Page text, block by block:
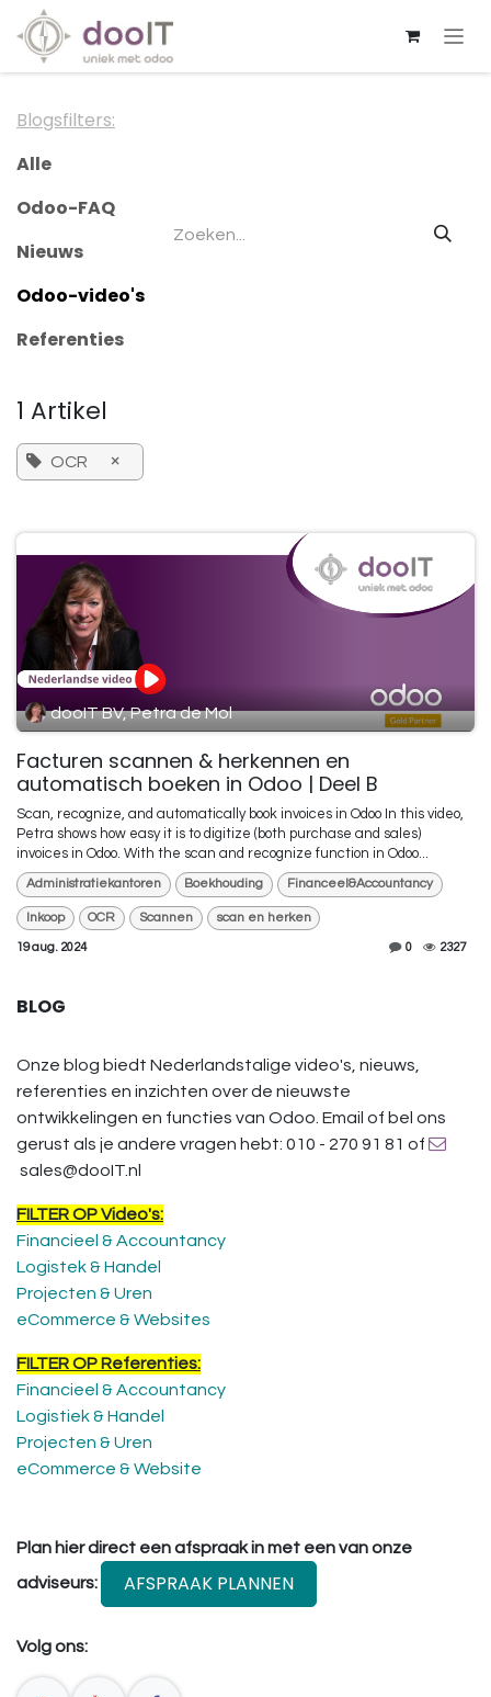
Overslaan naar inhoud
Blogsfilters:
Alle
Odoo-FAQ
Nieuws
Odoo-video's
Referenties
1 Artikel
OCR ×
dooIT BV, Petra de Mol
Facturen scannen & herkennen en
automatisch boeken in Odoo | Deel B
Scan, recognize, and automatically book invoices in Odoo In this video,
Petra shows how easy it is to digitize (both purchase and sales)
invoices in Odoo. With the scan and recognize function in Odoo...
Administratiekantoren Boekhouding Financeel&Accountancy
Inkoop OCR Scannen scan en herken
19 aug. 2024 0 2327
BLOG
Onze blog biedt Nederlandstalige video's, nieuws,
referenties en inzichten over de nieuwste
ontwikkelingen en functies van Odoo. Email of bel ons
gerust als je andere vragen hebt: 010 - 270 91 81 of
sales@dooIT.nl
FILTER OP Video's:
Financieel & Accountancy
Logistek & Handel
Projecten & Uren
eCommerce & Websites
FILTER OP Referenties:
Financieel & Accountancy
Logistiek & Handel
Projecten & Uren
eCommerce & Website
Plan hier direct een afspraak in met een van onze
adviseurs:
AFSPRAAK PLANNEN
Volg ons: